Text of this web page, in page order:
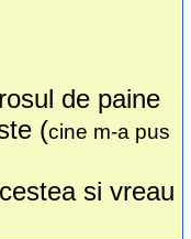
de paine
(cine m-a pus
si vreau